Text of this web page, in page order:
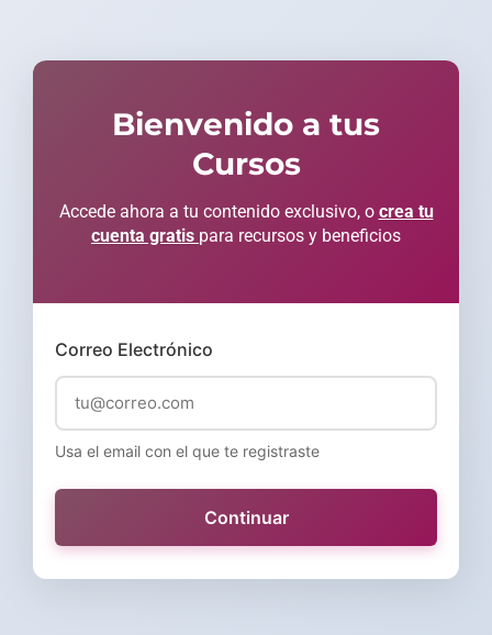
Bienvenido a tus
Cursos
Accede ahora a tu contenido exclusivo, o crea tu
cuenta gratis para recursos y beneficios
Correo Electrónico
Usa el email con el que te registraste
Continuar